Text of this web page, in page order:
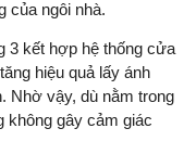
của ngôi nhà.
3 kết hợp hệ thống cửa
hiệu quả lấy ánh
Nhờ vậy, dù nằm trong
không gây cảm giác